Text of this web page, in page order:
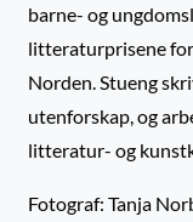
barne- og
litteraturprisene
Norden. Stueng
utenforskap, og
litteratur- og
Fotograf: Tanja